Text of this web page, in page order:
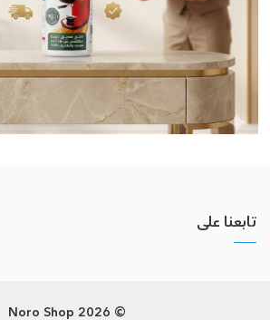
تابعنا على
© 2026 Noro Shop